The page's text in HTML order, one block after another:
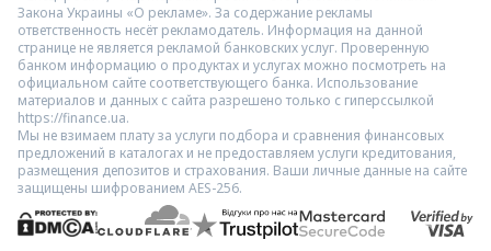
Закона Украины «О рекламе». За содержание рекламы
ответственность несёт рекламодатель. Информация на данной
странице не является рекламой банковских услуг. Проверенную
банком информацию о продуктах и услугах можно посмотреть на
официальном сайте соответствующего банка. Использование
материалов и данных с сайта разрешено только с гиперссылкой
https://finance.ua.
Мы не взимаем плату за услуги подбора и сравнения финансовых
предложений в каталогах и не предоставляем услуги кредитования,
размещения депозитов и страхования. Ваши личные данные на сайте
защищены шифрованием AES-256.